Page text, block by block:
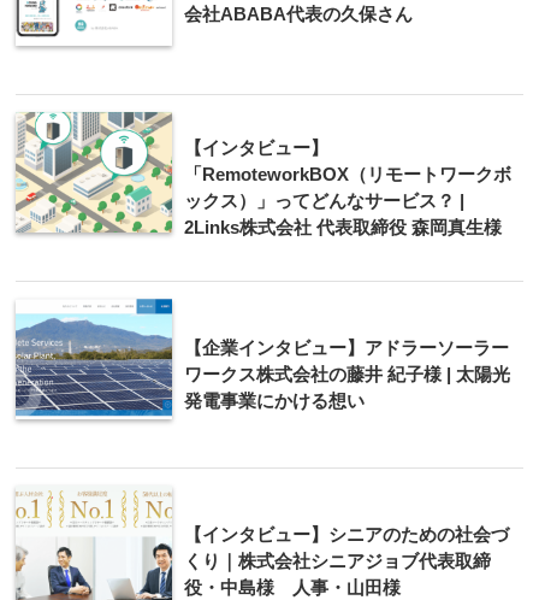
会社ABABA代表の久保さん
【インタビュー】
「RemoteworkBOX（リモートワークボ
ックス）」ってどんなサービス？ |
2Links株式会社 代表取締役 森岡真生様
【企業インタビュー】アドラーソーラー
ワークス株式会社の藤井 紀子様 | 太陽光
発電事業にかける想い
【インタビュー】シニアのための社会づ
くり｜株式会社シニアジョブ代表取締
役・中島様 人事・山田様